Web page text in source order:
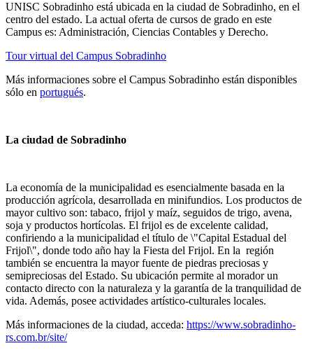
UNISC Sobradinho está ubicada en la ciudad de Sobradinho, en el
centro del estado. La actual oferta de cursos de grado en este
Campus es: Administración, Ciencias Contables y Derecho.
Tour virtual del Campus Sobradinho
Más informaciones sobre el Campus Sobradinho están disponibles
sólo en portugués.
La ciudad de Sobradinho
La economía de la municipalidad es esencialmente basada en la
producción agrícola, desarrollada en minifundios. Los productos de
mayor cultivo son: tabaco, frijol y maíz, seguidos de trigo, avena,
soja y productos hortícolas. El frijol es de excelente calidad,
confiriendo a la municipalidad el título de \"Capital Estadual del
Frijol\", donde todo año hay la Fiesta del Frijol. En la región
también se encuentra la mayor fuente de piedras preciosas y
semipreciosas del Estado. Su ubicación permite al morador un
contacto directo con la naturaleza y la garantía de la tranquilidad de
vida. Además, posee actividades artístico-culturales locales.
Más informaciones de la ciudad, acceda: https://www.sobradinho-
rs.com.br/site/